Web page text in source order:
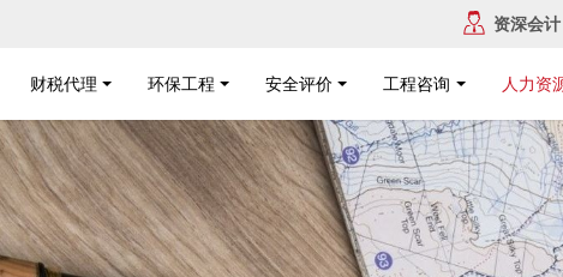
资深会计
财税代理 环保工程 安全评价 工程咨询 人力资